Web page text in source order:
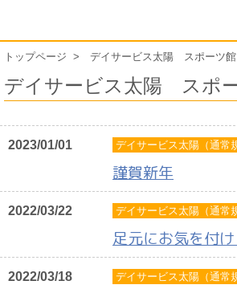
トップページ デイサービス太陽 スポーツ
デイサービス太陽 スポ
2023/01/01 デイサービス太陽（通常
謹賀新年
2022/03/22 デイサービス太陽（通常
足元にお気を付
2022/03/18 デイサービス太陽（通常